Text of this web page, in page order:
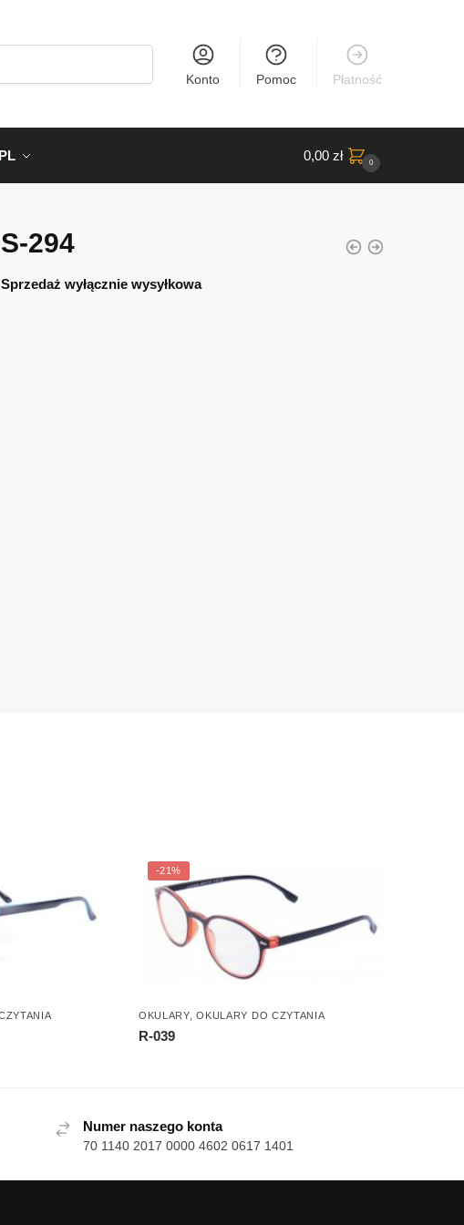
Konto Pomoc Płatność
PL 0,00 zł 0
S-294
Sprzedaż wyłącznie wysyłkowa
-21%
OKULARY,OKULARY DO CZYTANIA
R-039
Numer naszego konta
70 1140 2017 0000 4602 0617 1401